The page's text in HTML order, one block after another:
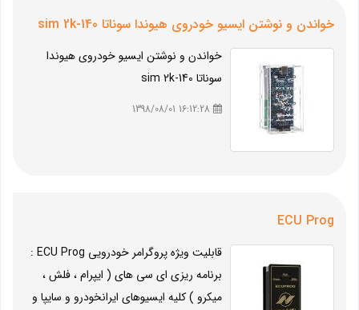
خواندن و نوشتن ایسیو خودروی هیوندا سوناتا sim 2k-140
خواندن و نوشتن ایسیو خودروی هیوندا
سوناتا sim 2k-140
ECU Prog
قابلیت ویژه پروگرامر خودرویی ECU Prog :
برنامه ریزی ای سی های ( ایپرام ، فلش ،
میکرو ) کلیه ایسیوهای ایرانخودرو و سایپا و